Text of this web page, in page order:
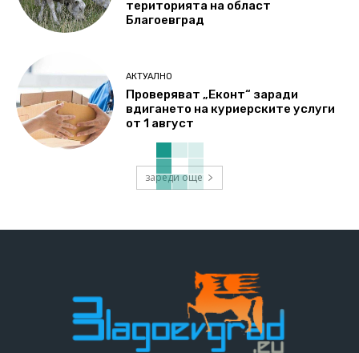
територията на област
Благоевград
АКТУАЛНО
Проверяват „Еконт“ заради
вдигането на куриерските услуги
от 1 август
зареди още